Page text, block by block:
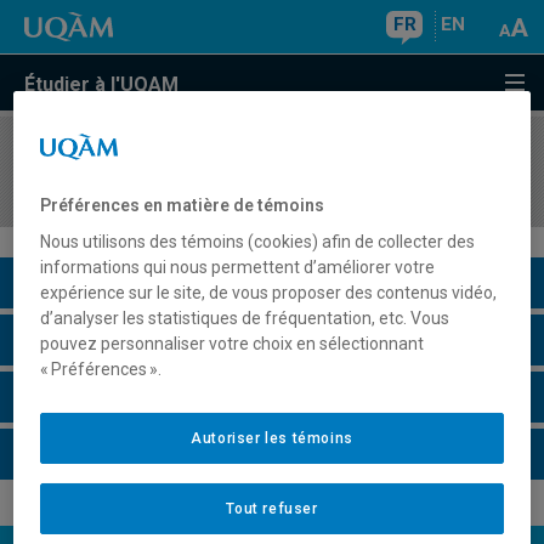
FR EN
Étudier à l'UQAM
COURS//
Description du cours
Horaire - Été 2026
Préférences en matière de témoins
Nous utilisons des témoins (cookies) afin de collecter des
informations qui nous permettent d’améliorer votre
expérience sur le site, de vous proposer des contenus vidéo,
d’analyser les statistiques de fréquentation, etc. Vous
pouvez personnaliser votre choix en sélectionnant
« Préférences ».
Tout refuser
Autoriser les témoins